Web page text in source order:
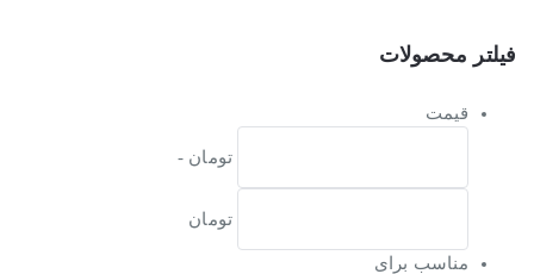
فیلتر محصولات
قیمت
تومان -
تومان
مناسب برای